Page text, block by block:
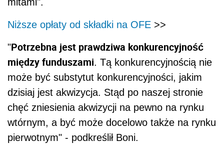
mitami".
Niższe opłaty od składki na OFE >>
"Potrzebna jest prawdziwa konkurencyjność
między funduszami. Tą konkurencyjnością nie
może być substytut konkurencyjności, jakim
dzisiaj jest akwizycja. Stąd po naszej stronie
chęć zniesienia akwizycji na pewno na rynku
wtórnym, a być może docelowo także na rynku
pierwotnym" - podkreślił Boni.